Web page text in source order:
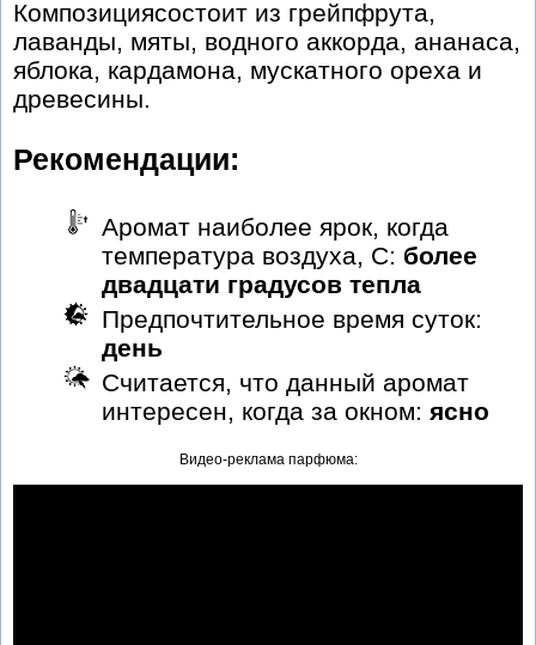
Композициясостоит из грейпфрута,
лаванды, мяты, водного аккорда, ананаса,
яблока, кардамона, мускатного ореха и
древесины.
Рекомендации:
Аромат наиболее ярок, когда
температура воздуха, С: более
двадцати градусов тепла
Предпочтительное время суток:
день
Считается, что данный аромат
интересен, когда за окном: ясно
Видео-реклама парфюма: